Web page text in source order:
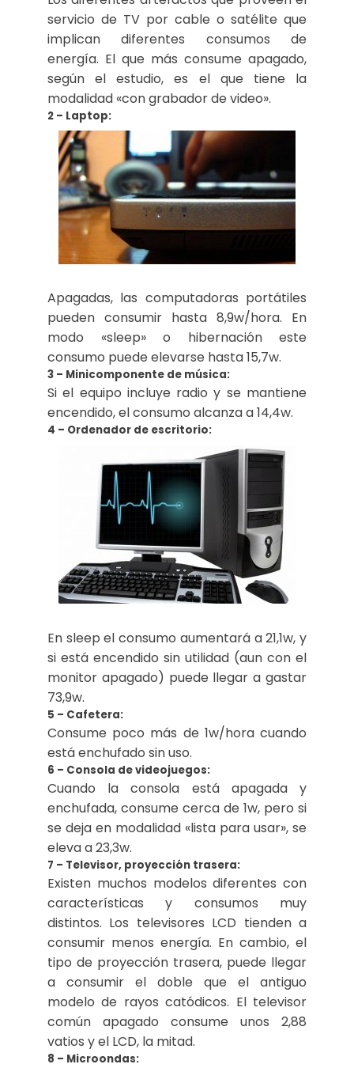
servicio de TV por cable o satélite que
implican diferentes consumos de
energía. El que más consume apagado,
según el estudio, es el que tiene la
modalidad «con grabador de video».
2 – Laptop:
Apagadas, las computadoras portátiles
pueden consumir hasta 8,9w/hora. En
modo «sleep» o hibernación este
consumo puede elevarse hasta 15,7w.
3 – Minicomponente de música:
Si el equipo incluye radio y se mantiene
encendido, el consumo alcanza a 14,4w.
4 – Ordenador de escritorio:
En sleep el consumo aumentará a 21,1w, y
si está encendido sin utilidad (aun con el
monitor apagado) puede llegar a gastar
73,9w.
5 – Cafetera:
Consume poco más de 1w/hora cuando
está enchufado sin uso.
6 – Consola de videojuegos:
Cuando la consola está apagada y
enchufada, consume cerca de 1w, pero si
se deja en modalidad «lista para usar», se
eleva a 23,3w.
7 – Televisor, proyección trasera:
Existen muchos modelos diferentes con
características y consumos muy
distintos. Los televisores LCD tienden a
consumir menos energía. En cambio, el
tipo de proyección trasera, puede llegar
a consumir el doble que el antiguo
modelo de rayos catódicos. El televisor
común apagado consume unos 2,88
vatios y el LCD, la mitad.
8 – Microondas: